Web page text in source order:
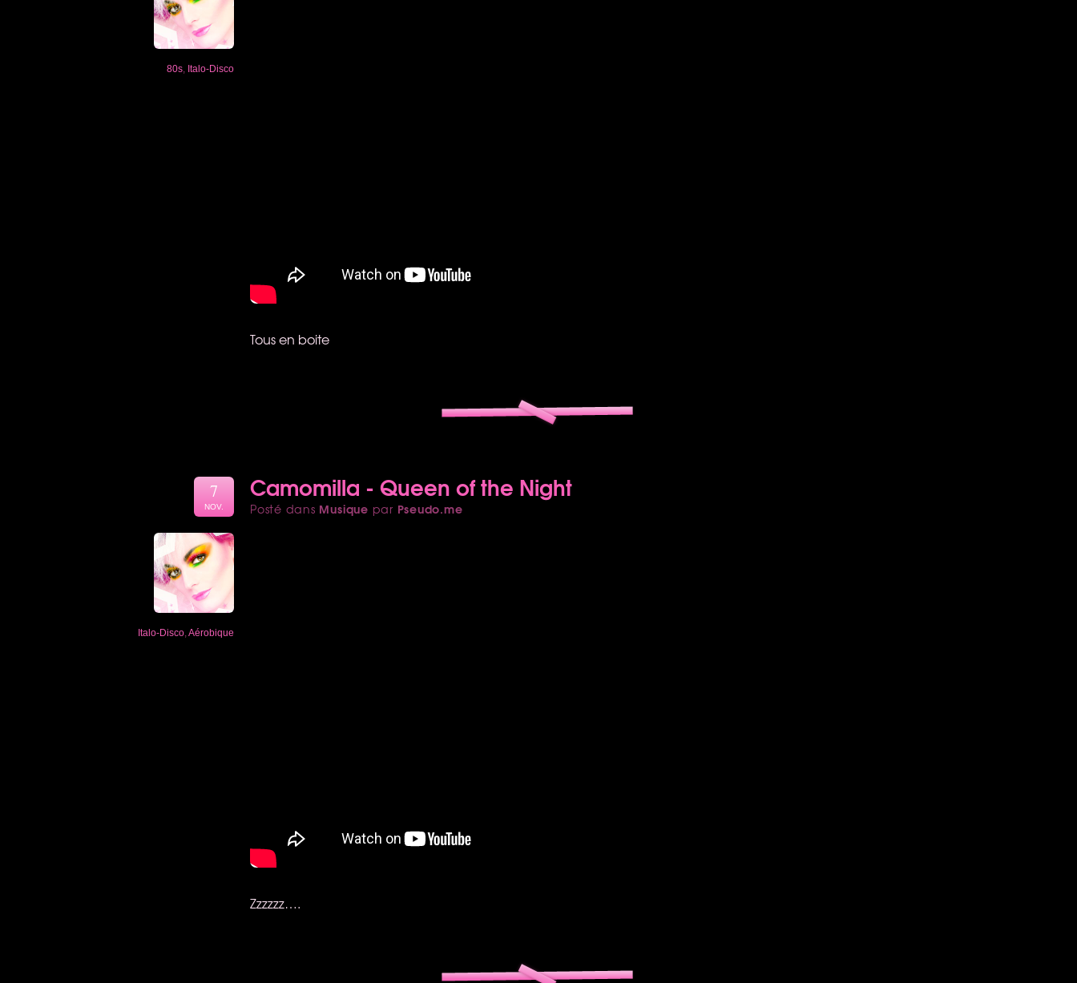
80s Italo-Disco
Tous en boite
Camomilla - Queen of the Night
Posté dans Musique par Pseudo.me
7
NOV.
Italo-Disco Aérobique
Zzzzzz….